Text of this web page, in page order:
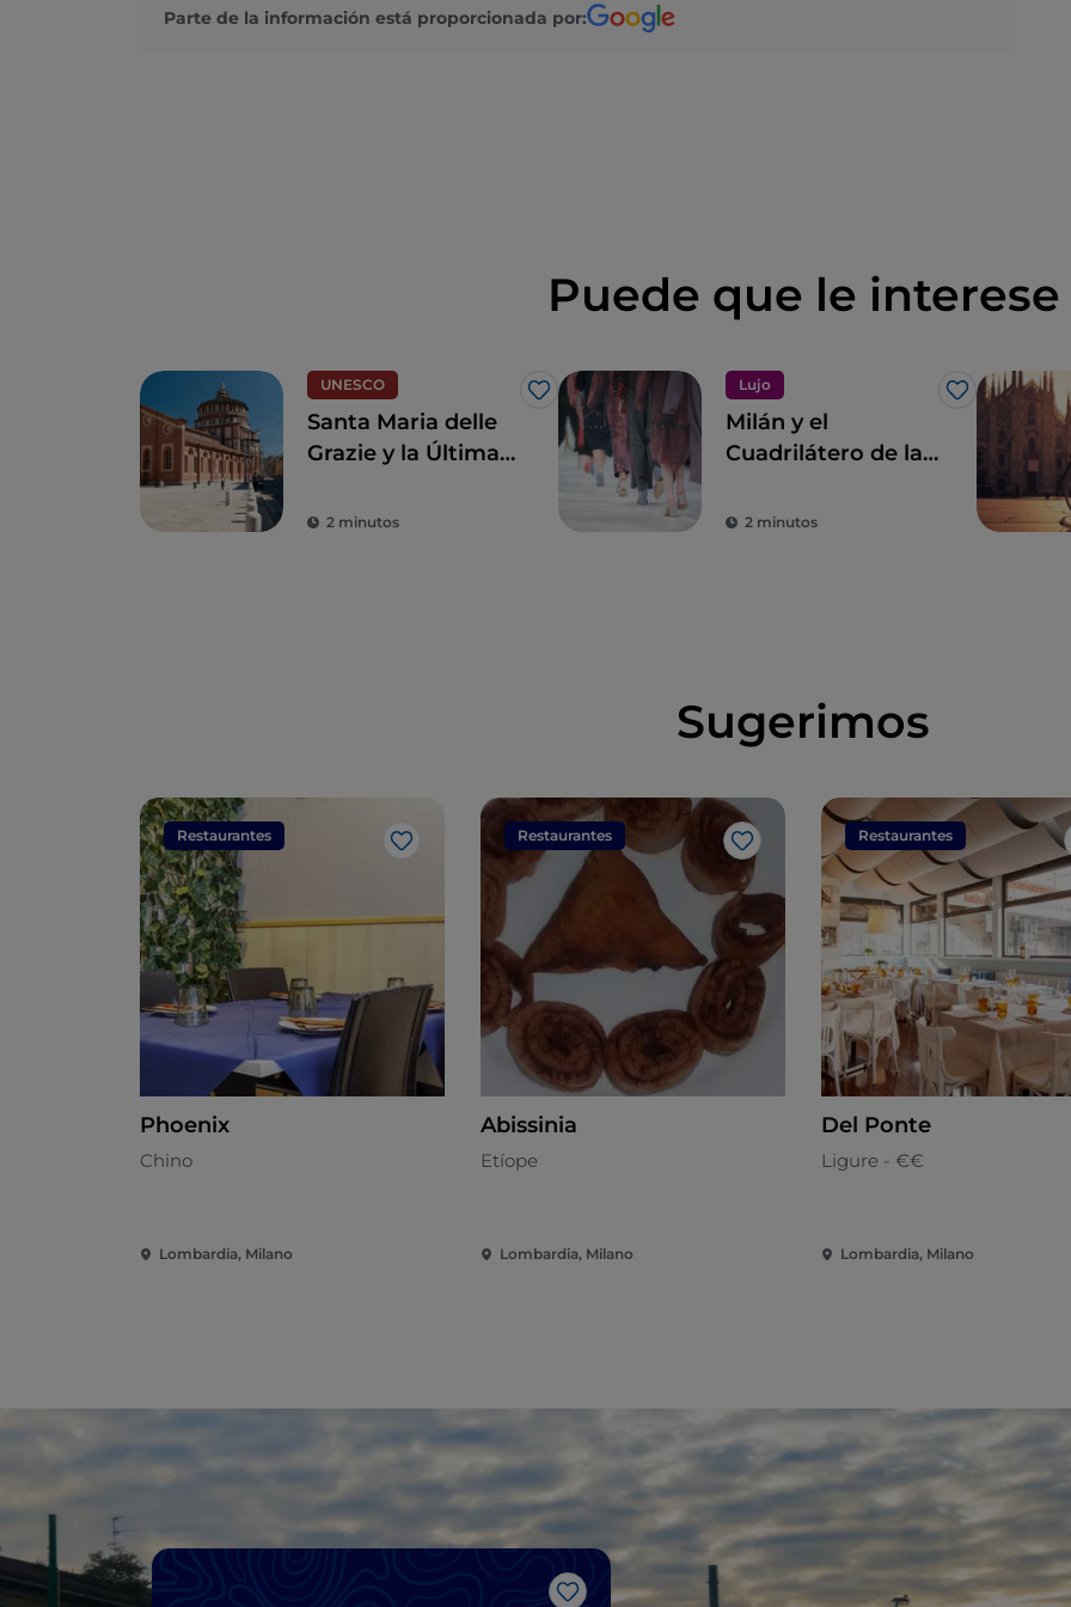
Parte de la información está proporcionada por:
Puede que le interese
UNESCO
Me gusta
Santa Maria delle
Grazie y la Última
joyas para revivir el
2 minutos
Lujo
Me gusta
Milán y el
Cuadrilátero de la
2 minutos
Sugerimos
Restaurantes
Me gusta
Phoenix
Chino
Lombardia, Milano
Restaurantes
Me gusta
Abissinia
Etíope
Lombardia, Milano
Restaurantes
Del Ponte
Ligure - €€
Lombardia, Milano